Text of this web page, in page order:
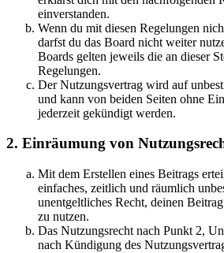
einverstanden.
Wenn du mit diesen Regelungen
darfst du das Board nicht weiter
Boards gelten jeweils die an dieser
Regelungen.
Der Nutzungsvertrag wird auf
und kann von beiden Seiten ohne
jederzeit gekündigt werden.
2. Einräumung von
Mit dem Erstellen eines Beitrags
einfaches, zeitlich und räumlich
unentgeltliches Recht, deinen
zu nutzen.
Das Nutzungsrecht nach Punkt 2,
nach Kündigung des